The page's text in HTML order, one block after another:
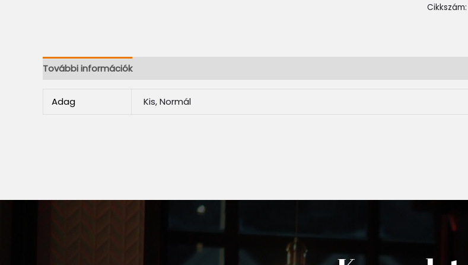
Cikkszám:
További információk
Adag Kis, Normál